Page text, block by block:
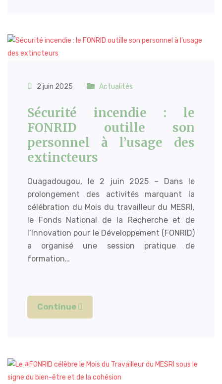
2 juin 2025 Actualités
Sécurité incendie : le
FONRID outille son
personnel à l’usage des
extincteurs
Ouagadougou, le 2 juin 2025 – Dans le
prolongement des activités marquant la
célébration du Mois du travailleur du MESRI,
le Fonds National de la Recherche et de
l’Innovation pour le Développement (FONRID)
a organisé une session pratique de
formation…
Continue